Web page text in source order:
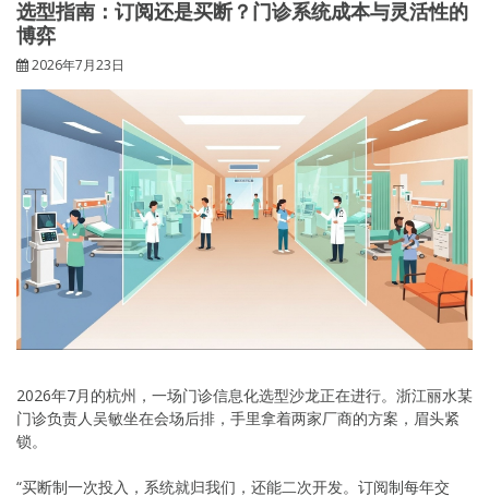
选型指南：订阅还是买断？门诊系统成本与灵活性的
博弈
2026年7月23日
2026年7月的杭州，一场门诊信息化选型沙龙正在进行。浙江丽水某
门诊负责人吴敏坐在会场后排，手里拿着两家厂商的方案，眉头紧
锁。
“买断制一次投入，系统就归我们，还能二次开发。订阅制每年交